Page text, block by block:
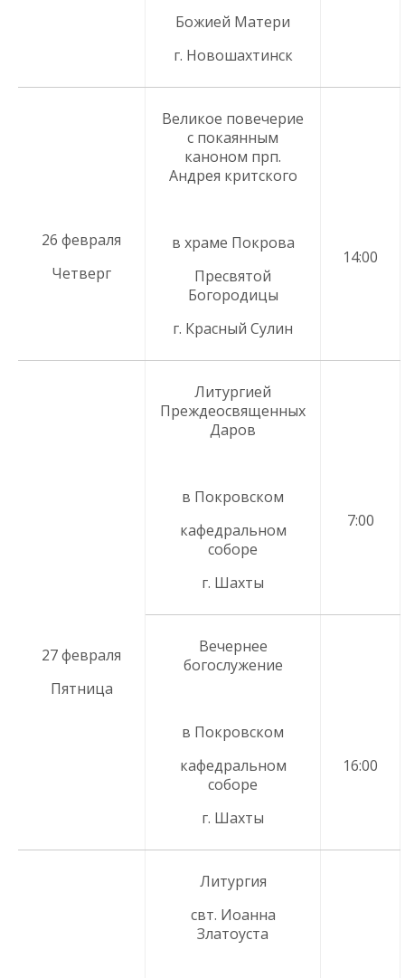
Божией Матери
г. Новошахтинск
26 февраля
Четверг
Великое повечерие
с покаянным
каноном прп.
Андрея критского
в храме Покрова
Пресвятой
Богородицы
г. Красный Сулин
14:00
27 февраля
Пятница
Литургией
Преждеосвященных
Даров
в Покровском
кафедральном
соборе
г. Шахты
7:00
Вечернее
богослужение
в Покровском
кафедральном
соборе
г. Шахты
16:00
Литургия
свт. Иоанна
Златоуста